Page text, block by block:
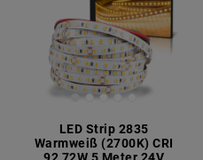
LED Strip 2835
Warmweiß (2700K) CRI